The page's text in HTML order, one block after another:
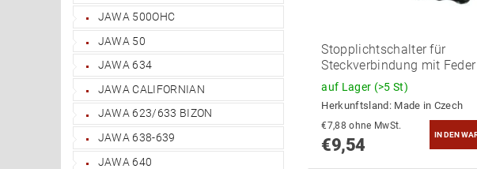
JAWA 500OHC
JAWA 50
JAWA 634
JAWA CALIFORNIAN
JAWA 623/633 BIZON
JAWA 638-639
JAWA 640
Stopplichtschalter für
Steckverbindung mit Feder
auf Lager (>5 St)
Herkunftsland: Made in Czech
€7,88 ohne MwSt.
€9,54